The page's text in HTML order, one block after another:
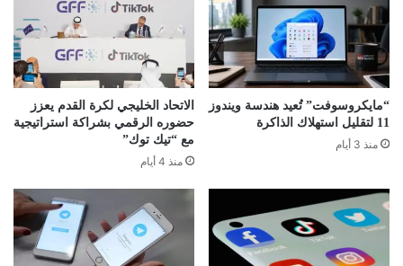
“مايكروسوفت” تُعيد هندسة ويندوز
11 لتقليل استهلاك الذاكرة
منذ 3 أيام
الاتحاد الخليجي لكرة القدم يعزز
حضوره الرقمي بشراكة استراتيجية
مع “تيك توك”
منذ 4 أيام